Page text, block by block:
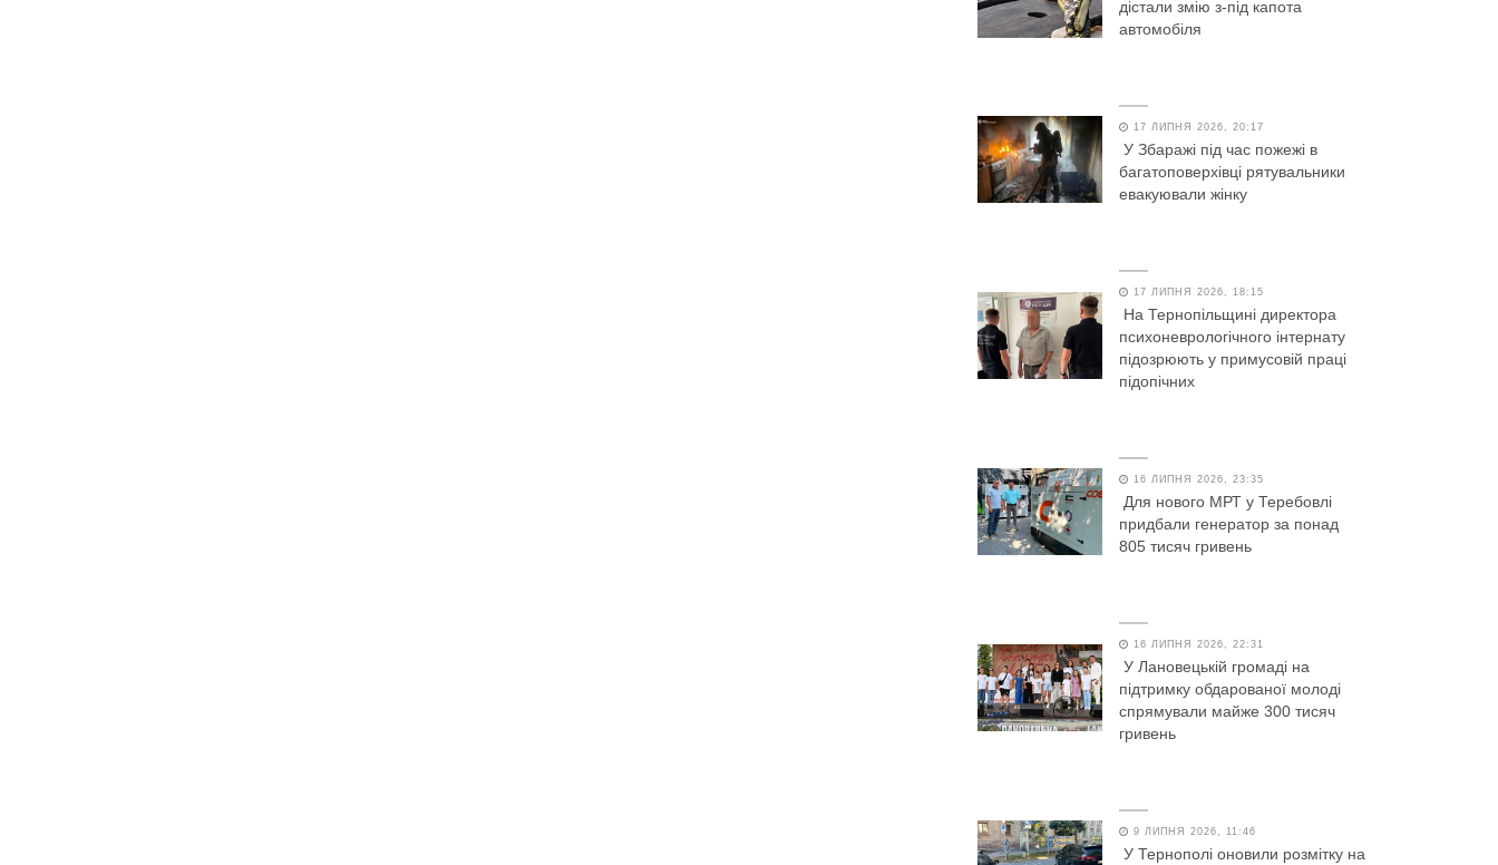
дістали змію з-під капота
автомобіля
17 ЛИПНЯ 2026, 20:17
У Збаражі під час пожежі в
багатоповерхівці рятувальники
евакуювали жінку
17 ЛИПНЯ 2026, 18:15
На Тернопільщині директора
психоневрологічного інтернату
підозрюють у примусовій праці
підопічних
16 ЛИПНЯ 2026, 23:35
Для нового МРТ у Теребовлі
придбали генератор за понад
805 тисяч гривень
16 ЛИПНЯ 2026, 22:31
У Лановецькій громаді на
підтримку обдарованої молоді
спрямували майже 300 тисяч
гривень
9 ЛИПНЯ 2026, 11:46
У Тернополі оновили розмітку на